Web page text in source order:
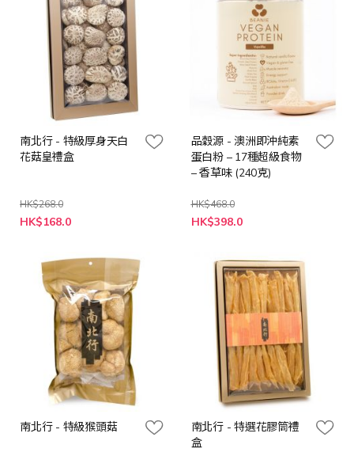
南北行 - 特級厚身天白
花菇皇禮盒
HK$268.0
特
殊
HK$168.0
品穀源 - 澳洲即沖純素
蛋白粉 – 17種超級食物
– 香草味 (240克)
HK$468.0
特
殊
HK$398.0
南北行 - 特級猴頭菇
南北行 - 特選花膠筒禮
盒